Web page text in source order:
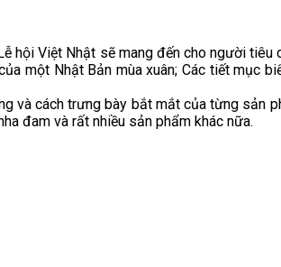
Việt Nhật sẽ mang đến cho người
một Nhật Bản mùa xuân; Các tiết mục
và cách trưng bày bắt mắt của từng sản
đam và rất nhiều sản phẩm khác nữa.